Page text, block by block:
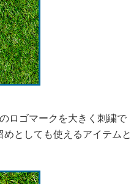
ロゴマークを大きく刺繍で
としても使えるアイテムと